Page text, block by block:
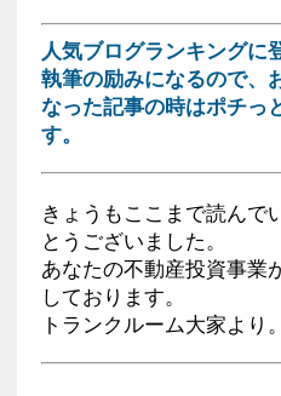
人気ブログランキングに
執筆の励みになるので、
なった記事の時はポチっ
す。
きょうもここまで読んで
とうございました。
あなたの不動産投資事業
しております。
トランクルーム大家より。